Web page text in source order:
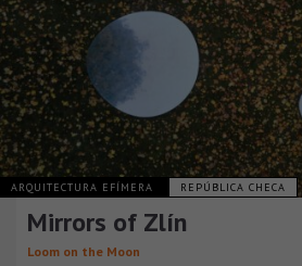
ARQUITECTURA EFÍMERA REPÚBLICA CHECA
Mirrors of Zlín
Loom on the Moon